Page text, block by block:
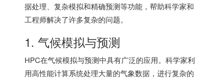
据处理、复杂模拟和精确预测等功能，帮助科学家和
工程师解决了许多复杂的问题。
1. 气候模拟与预测
HPC在气候模拟与预测中具有广泛的应用。科学家利
用高性能计算系统处理大量的气象数据，进行复杂的